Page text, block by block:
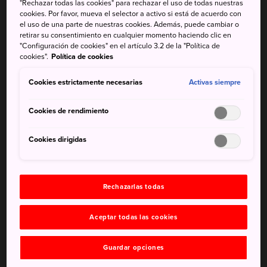
El Castillo Atami, situado 120 metros sobre el nivel del
mar, tiene un aspecto aparentemente histórico. Si bien
está inspirado en los castillos que se erigieron durante el
período Momoyama (1568-1600), es uno de los castillos
más recientes de Japón, ya que se construyó en 1959.
pueden hacer muchas cosas divertidas.
Cómo llegar
el autobús turístico circular Yuyu hasta el Castillo Atami.
También puedes bajarte del autobús circular en la parada
de Marine Spa Atami y tomar el teleférico de Atami hasta
la estación superior. El castillo se encuentra a tan solo un
"Rechazar todas las cookies" para rechazar el uso de todas nuestras
cookies. Por favor, mueva el selector a activo si está de acuerdo con
el uso de una parte de nuestras cookies. Además, puede cambiar o
retirar su consentimiento en cualquier momento haciendo clic en
"Configuración de cookies" en el artículo 3.2 de la "Política de
cookies". Política de cookies
Cookies estrictamente necesarias Activas siempre
Cookies de rendimiento
Cookies dirigidas
Rechazarlas todas
Aceptar todas las cookies
Guardar opciones